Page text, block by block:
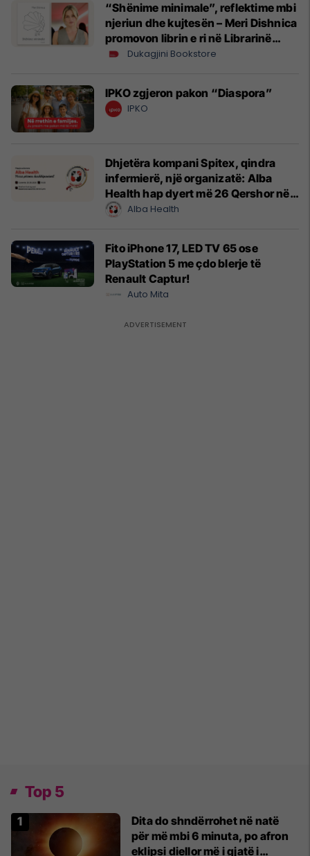
“Shënime minimale”, reflektime mbi
njeriun dhe kujtesën – Meri Dishnica
promovon librin e ri në Librarinë
Dukagjini
Dukagjini Bookstore
IPKO zgjeron pakon “Diaspora”
IPKO
Dhjetëra kompani Spitex, qindra
infermierë, një organizatë: Alba
Health hap dyert më 26 Qershor në
CyrihAlba Health
Fito iPhone 17, LED TV 65 ose
PlayStation 5 me çdo blerje të
Renault Captur!
Auto Mita
Top 5
Dita do shndërrohet në natë
për më mbi 6 minuta, po afron
eklipsi diellor më i gjatë i